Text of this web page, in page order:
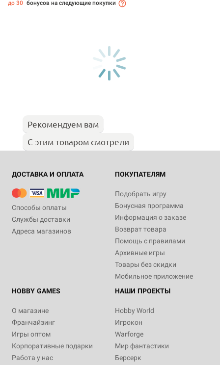
до 30 бонусов на следующие покупки
Рекомендуем вам
С этим товаром смотрели
ДОСТАВКА И ОПЛАТА
Способы оплаты
Службы доставки
Адреса магазинов
ПОКУПАТЕЛЯМ
Подобрать игру
Бонусная программа
Информация о заказе
Возврат товара
Помощь с правилами
Архивные игры
Товары без скидки
Мобильное приложение
HOBBY GAMES
О магазине
Франчайзинг
Игры оптом
Корпоративные подарки
Работа у нас
НАШИ ПРОЕКТЫ
Hobby World
Игрокон
Warforge
Мир фантастики
Берсерк